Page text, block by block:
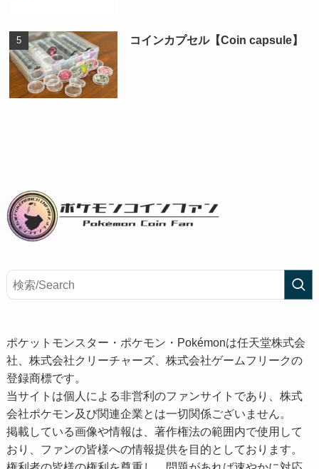
コインカプセル【Coin capsule】
ポケットモンスター・ポケモン・Pokémonは任天堂株式会
社、株式会社クリーチャーズ、株式会社ゲームフリークの
登録商標です。
当サイトは個人による非営利のファンサイトであり、株式
会社ポケモン及び関連企業とは一切関係ございません。
掲載している画像や情報は、著作権法の範囲内で使用して
おり、ファンの皆様への情報提供を目的としております。